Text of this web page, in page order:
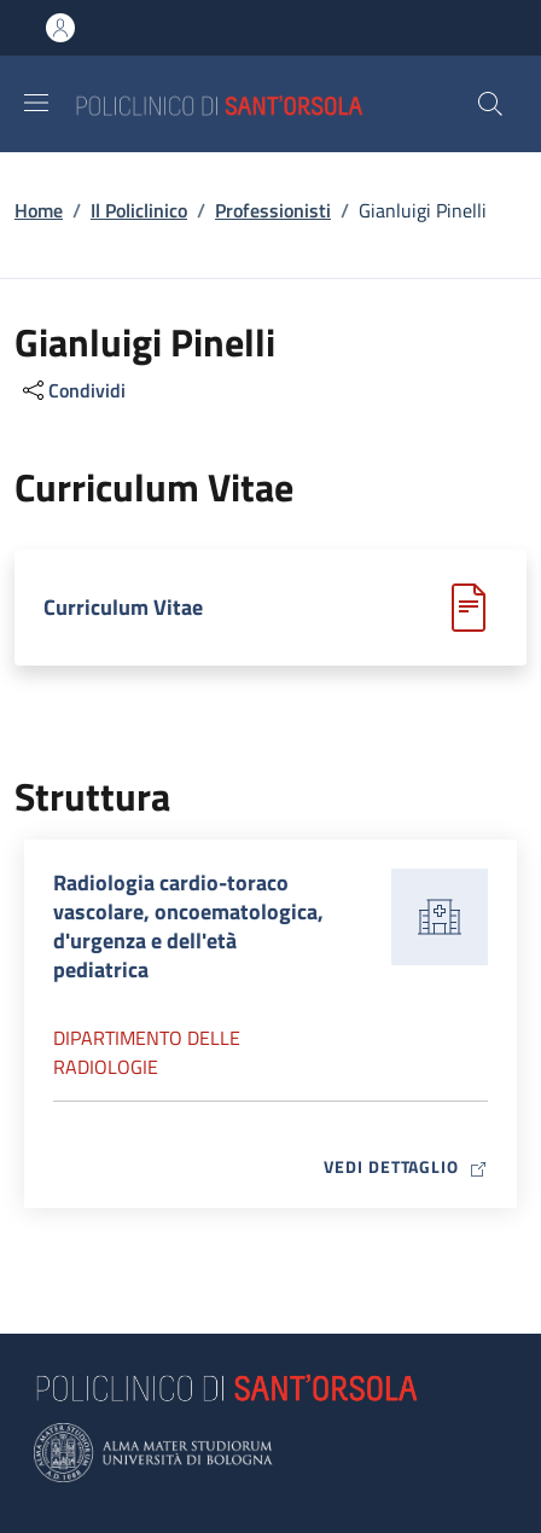
al contenuto principale
to footer content
Briciole di pane
Home / Il Policlinico / Professionisti / Gianluigi Pinelli
Gianluigi Pinelli
Condividi
Curriculum Vitae
Curriculum Vitae
Struttura
Radiologia cardio-toraco
vascolare, oncoematologica,
d'urgenza e dell'età
pediatrica
DIPARTIMENTO DELLE
RADIOLOGIE
VEDI DETTAGLIO MAP ICON